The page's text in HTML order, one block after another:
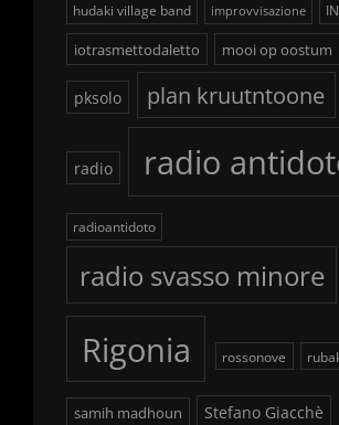
hudaki village band improvvisazione
iotrasmettodaletto mooi op oostum
pksolo plan kruutntoone
radio radio
radioantidoto
radio svasso minore
Rigonia rossonove
samih madhoun Stefano Giacchè